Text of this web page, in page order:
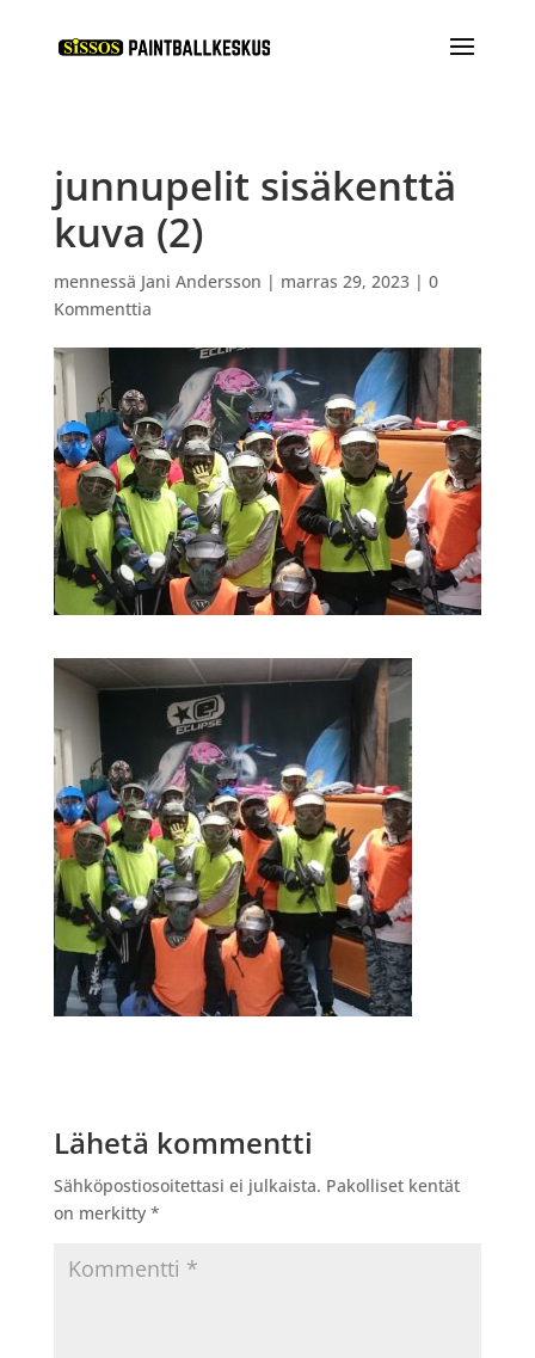
junnupelit sisäkenttä
kuva (2)
mennessä Jani Andersson | marras 29, 2023| 0
Kommenttia
Lähetä kommentti
Sähköpostiosoitettasi ei julkaista. Pakolliset kentät
on merkitty *